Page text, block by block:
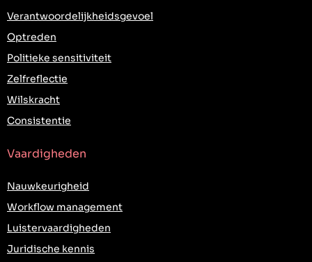
Verantwoordelijkheidsgevoel
Optreden
Politieke sensitiviteit
Zelfreflectie
Wilskracht
Consistentie
Vaardigheden
Nauwkeurigheid
Workflow management
Luistervaardigheden
Juridische kennis